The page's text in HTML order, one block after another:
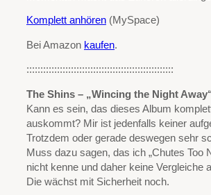
Komplett anhören (MySpace)
Bei Amazon kaufen.
:::::::::::::::::::::::::::::::::::::::::::::::::::::
The Shins – „Wincing the Night
Kann es sein, das dieses Album
auskommt? Mir ist jedenfalls keiner
Trotzdem oder gerade deswegen sehr
Muss dazu sagen, das ich „Chutes Too
nicht kenne und daher keine Vergleiche
Die wächst mit Sicherheit noch.